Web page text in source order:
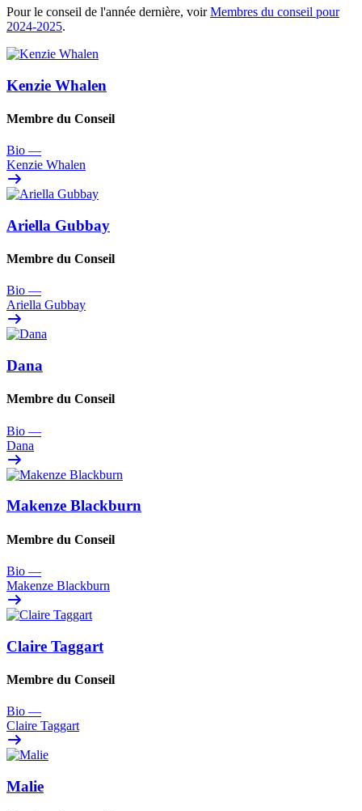
Pour le conseil de l'année dernière, voirMembres du conseil pour
2024-2025.
Kenzie Whalen
Membre du Conseil
Bio —
Kenzie Whalen
Ariella Gubbay
Membre du Conseil
Bio —
Ariella Gubbay
Dana
Membre du Conseil
Bio —
Dana
Makenze Blackburn
Membre du Conseil
Bio —
Makenze Blackburn
Claire Taggart
Membre du Conseil
Bio —
Claire Taggart
Malie